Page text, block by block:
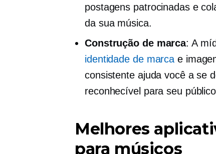
postagens patrocinadas e
da sua música.
Construção de marca: A
identidade de marca e
consistente ajuda você a se
reconhecível para seu
Melhores
para músicos